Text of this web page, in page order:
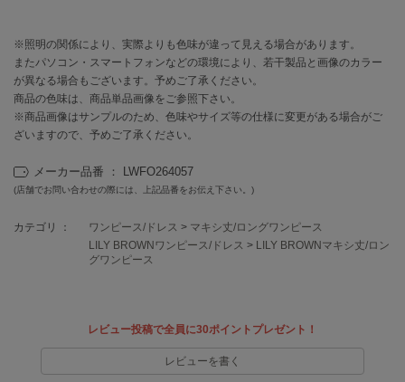
エミ
emmi atelier
エミ アトリエ
emmi yoga
ETRÉ TOKYO
エトレトウキョウ
FRAY I.D
※照明の関係により、実際よりも色味が違って見える場合があります。
またパソコン・スマートフォンなどの環境により、若干製品と画像のカラー
が異なる場合もございます。予めご了承ください。
商品の色味は、商品単品画像をご参照下さい。
※商品画像はサンプルのため、色味やサイズ等の仕様に変更がある場合がご
ざいますので、予めご了承ください。
メーカー品番 ： LWFO264057
(店舗でお問い合わせの際には、上記品番をお伝え下さい。)
カテゴリ ： ワンピース/ドレス > マキシ丈/ロングワンピース
LILY BROWNワンピース/ドレス > LILY BROWNマキシ丈/ロン
グワンピース
レビュー投稿で全員に30ポイントプレゼント！
レビューを書く